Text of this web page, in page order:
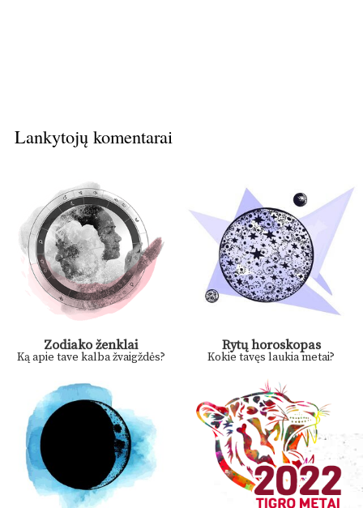
Lankytojų komentarai
Zodiako ženklai
Ką apie tave kalba žvaigždės?
Rytų horoskopas
Kokie tavęs laukia metai?